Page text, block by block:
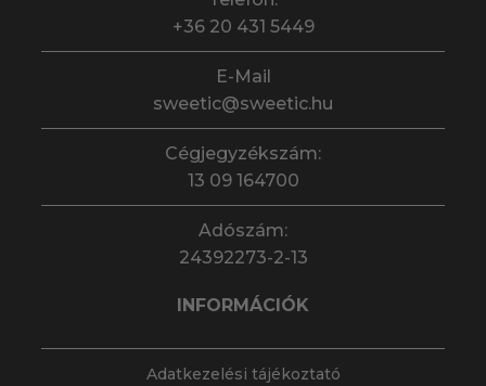
+36 20 431 5449
E-Mail
sweetic@sweetic.hu
Cégjegyzékszám:
13 09 164700
Adószám:
24392273-2-13
INFORMÁCIÓK
Adatkezelési tájékoztató